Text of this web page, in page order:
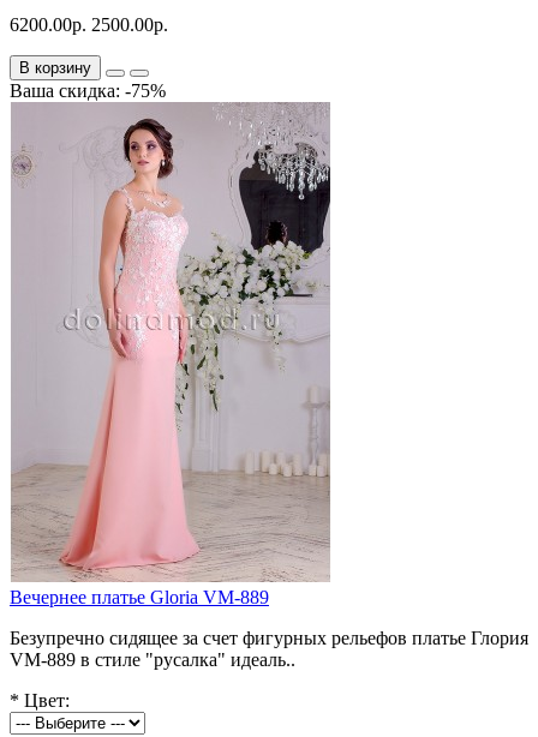
6200.00р. 2500.00р.
В корзину
Ваша скидка: -75%
Вечернее платье Gloria VM-889
Безупречно сидящее за счет фигурных рельефов платье Глория
VM-889 в стиле "русалка" идеаль..
* Цвет: